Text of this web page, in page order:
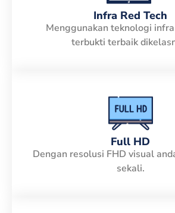
Infra Red Tech
Menggunakan teknologi
terbukti terbaik
Full HD
Dengan resolusi FHD visual
sekali.